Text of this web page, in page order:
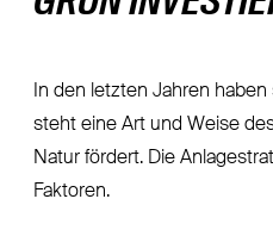
In den letzten Jahren
steht eine Art und Weise
Natur fördert. Die
Faktoren.